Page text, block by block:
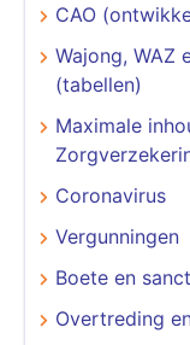
CAO
Wajong, WAZ
(tabellen)
Maximale
Coronavirus
Vergunningen
Boete en
Overtreding